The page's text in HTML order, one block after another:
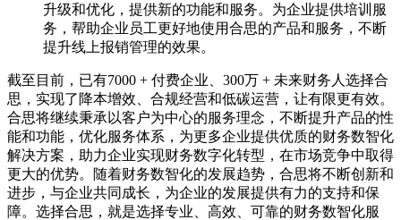
升级和优化，提供新的功能和服务。为企业提供培训服
务，帮助企业员工更好地使用合思的产品和服务，不断
提升线上报销管理的效果。
截至目前，已有7000 + 付费企业、300万 + 未来财务人选择合
思，实现了降本增效、合规经营和低碳运营，让有限更有效。
合思将继续秉承以客户为中心的服务理念，不断提升产品的性
能和功能，优化服务体系，为更多企业提供优质的财务数智化
解决方案，助力企业实现财务数字化转型，在市场竞争中取得
更大的优势。随着财务数智化的发展趋势，合思将不断创新和
进步，与企业共同成长，为企业的发展提供有力的支持和保
障。选择合思，就是选择专业、高效、可靠的财务数智化服